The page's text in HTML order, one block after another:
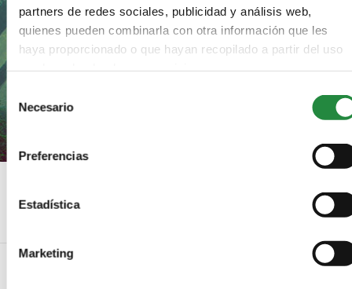
partners de redes sociales, publicidad y análisis web,
quienes pueden combinarla con otra información que les
haya proporcionado o que hayan recopilado a partir del uso
de
consentimiento
Necesario
Preferencias
Estadística
Marketing